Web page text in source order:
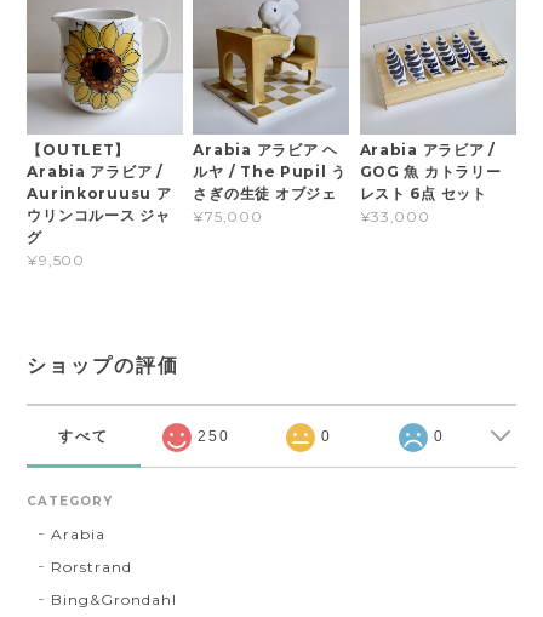
【OUTLET】
Arabia アラビア /
Aurinkoruusu ア
ウリンコルース ジャ
グ
¥9,500
Arabia アラビア ヘ
ルヤ / The Pupil う
さぎの生徒 オブジェ
¥75,000
Arabia アラビア /
GOG 魚 カトラリー
レスト 6点 セット
¥33,000
ショップの評価
すべて 250 0 0
CATEGORY
Arabia
Rorstrand
Bing&Grondahl